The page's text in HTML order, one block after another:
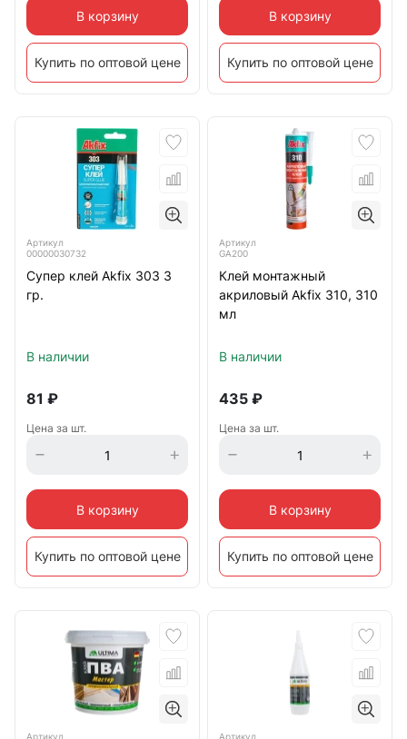
В корзину
Купить по оптовой цене
В корзину
Купить по оптовой цене
Артикул
00000030732
Супер клей Akfix 303 3
гр.
В наличии
81 ₽
Цена за шт.
В корзину
Купить по оптовой цене
Артикул
GA200
Клей монтажный
акриловый Akfix 310, 310
мл
В наличии
435 ₽
Цена за шт.
В корзину
Купить по оптовой цене
Артикул Артикул